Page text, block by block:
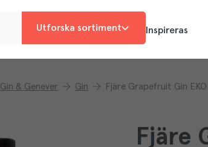
Utforska sortiment Inspireras
Gin & Genever Gin Fjäre Grapefruit Gin EKO
Fjäre